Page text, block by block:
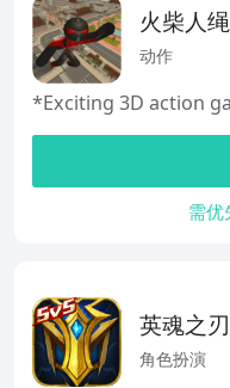
火柴人
Stickman
动作
*Exciting 3D action
需优
英魂之刃
角色扮演